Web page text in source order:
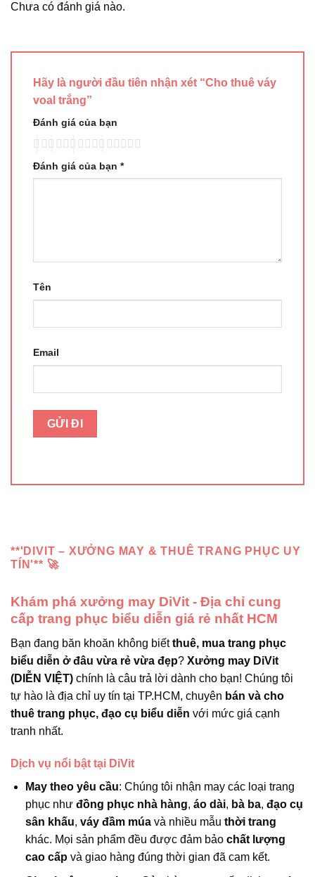
Chưa có đánh giá nào.
Hãy là người đầu tiên nhận xét “Cho thuê váy
voal trắng”
Đánh giá của bạn
Đánh giá của bạn *
Tên
Email
**'DIVIT – XƯỞNG MAY & THUÊ TRANG PHỤC UY
TÍN'** 🚀
Khám phá xưởng may DiVit - Địa chỉ cung
cấp trang phục biểu diễn giá rẻ nhất HCM
Bạn đang băn khoăn không biếtthuê, mua trang phục
biểu diễn ở đâu vừa rẻ vừa đẹp? Xưởng may DiVit
(DIỄN VIỆT) chính là câu trả lời dành cho bạn! Chúng tôi
tự hào là địa chỉ uy tín tại TP.HCM, chuyên bán và cho
thuê trang phục, đạo cụ biểu diễn với mức giá cạnh
tranh nhất.
Dịch vụ nổi bật tại DiVit
May theo yêu cầu: Chúng tôi nhận may các loại trang
phục như đồng phục nhà hàng, áo dài, bà ba, đạo cụ
sân khấu, váy đầm múavà nhiều mẫu thời trang
khác. Mọi sản phẩm đều được đảm bảo chất lượng
cao cấpvà giao hàng đúng thời gian đã cam kết.